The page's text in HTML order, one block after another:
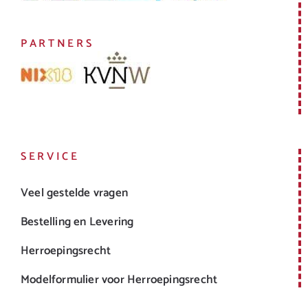
PARTNERS
SERVICE
Veel gestelde vragen
Bestelling en Levering
Herroepingsrecht
Modelformulier voor Herroepingsrecht